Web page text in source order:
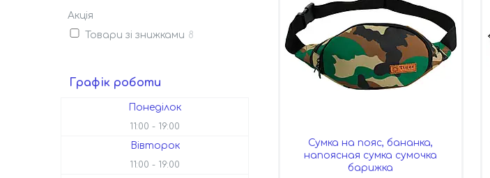
Сумка на пояс, бананка,
напоясная сумка сумочка
барижка
Акція
Товари зі знижками 8
Графік роботи
Понеділок
11:00 19:00
Вівторок
11:00 19:00